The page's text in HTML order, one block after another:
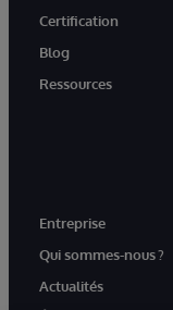
Certification
Blog
Ressources
Entreprise
Qui sommes-nous ?
Actualités